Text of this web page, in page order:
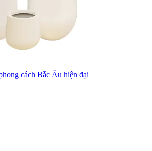
cách Bắc Âu hiện đại